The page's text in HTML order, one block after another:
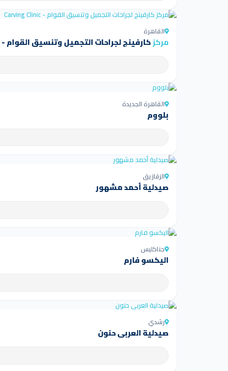
القاهرة
مركزكارفينج لجراحات التجميل وتنسيق القوام - Carving Clinic
القاهرة الجديدة
بلووم
الزقازيق
صيدلية أحمد مشهور
جناكليس
اليكسو فارم
رشدي
صيدلية العربى حنون